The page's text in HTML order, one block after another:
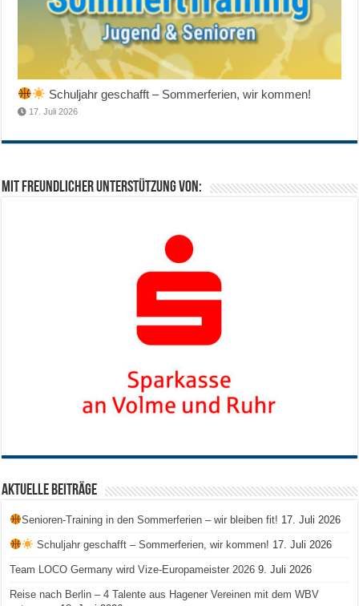
Schuljahr geschafft – Sommerferien, wir kommen!
17. Juli 2026
Mit freundlicher Unterstützung von:
Aktuelle Beiträge
Senioren-Training in den Sommerferien – wir bleiben fit! 17. Juli 2026
Schuljahr geschafft – Sommerferien, wir kommen! 17. Juli 2026
Team LOCO Germany wird Vize-Europameister 2026 9. Juli 2026
Reise nach Berlin – 4 Talente aus Hagener Vereinen mit dem WBV